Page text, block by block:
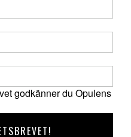
godkänner du Opulens